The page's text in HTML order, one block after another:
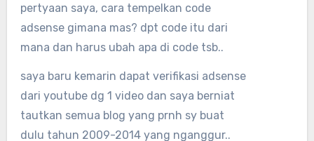
pertyaan saya, cara tempelkan code
adsense gimana mas? dpt code itu dari
mana dan harus ubah apa di code tsb..
saya baru kemarin dapat verifikasi adsense
dari youtube dg 1 video dan saya berniat
tautkan semua blog yang prnh sy buat
dulu tahun 2009-2014 yang nganggur..